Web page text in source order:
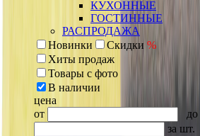
КУХОННЫЕ
ГОСТИННЫЕ
РАСПРОДАЖА
Новинки
Скидки %
Хиты продаж
Товары с фото
В наличии
цена
от
до
за шт.